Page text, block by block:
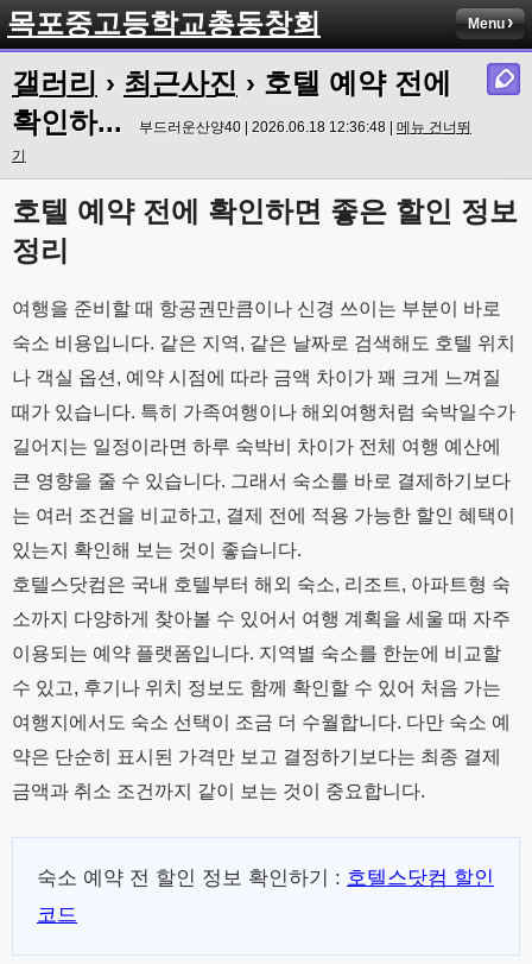
목포중고등학교총동창회 Menu
갤러리 › 최근사진 › 호텔 예약 전에
확인하...
부드러운산양40 | 2026.06.18 12:36:48 | 메뉴 건너뛰
기
호텔 예약 전에 확인하면 좋은 할인 정보
정리
여행을 준비할 때 항공권만큼이나 신경 쓰이는 부분이 바로
숙소 비용입니다. 같은 지역, 같은 날짜로 검색해도 호텔 위치
나 객실 옵션, 예약 시점에 따라 금액 차이가 꽤 크게 느껴질
때가 있습니다. 특히 가족여행이나 해외여행처럼 숙박일수가
길어지는 일정이라면 하루 숙박비 차이가 전체 여행 예산에
큰 영향을 줄 수 있습니다. 그래서 숙소를 바로 결제하기보다
는 여러 조건을 비교하고, 결제 전에 적용 가능한 할인 혜택이
있는지 확인해 보는 것이 좋습니다.
호텔스닷컴은 국내 호텔부터 해외 숙소, 리조트, 아파트형 숙
소까지 다양하게 찾아볼 수 있어서 여행 계획을 세울 때 자주
이용되는 예약 플랫폼입니다. 지역별 숙소를 한눈에 비교할
수 있고, 후기나 위치 정보도 함께 확인할 수 있어 처음 가는
여행지에서도 숙소 선택이 조금 더 수월합니다. 다만 숙소 예
약은 단순히 표시된 가격만 보고 결정하기보다는 최종 결제
금액과 취소 조건까지 같이 보는 것이 중요합니다.
숙소 예약 전 할인 정보 확인하기 : 호텔스닷컴 할인
코드